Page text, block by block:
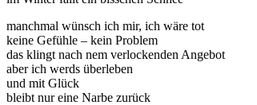
manchmal wünsch ich mir, ich wäre tot
keine Gefühle – kein Problem
das klingt nach nem verlockenden Angebot
aber ich werds überleben
und mit Glück
bleibt nur eine Narbe zurück